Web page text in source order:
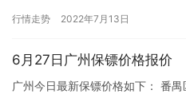
行情走势 2022年7月13日
6月27日广州保镖价格报价
广州今日最新保镖价格如下： 番